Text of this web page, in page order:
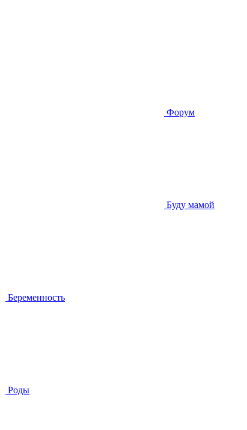
Форум
Буду мамой
Беременность
Роды